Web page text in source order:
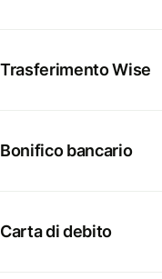
Trasferimento Wise
Bonifico bancario
Carta di debito